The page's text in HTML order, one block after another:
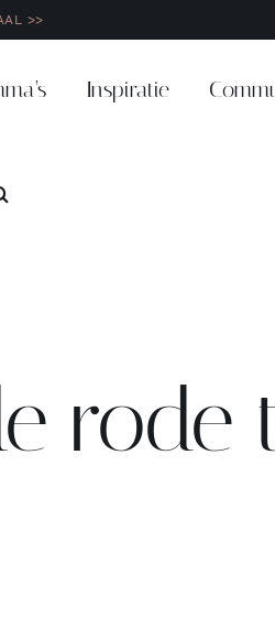
>>
Inspiratie
rode